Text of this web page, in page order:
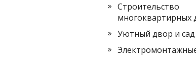
Строительство
многоквартирных
Уютный двор и сад